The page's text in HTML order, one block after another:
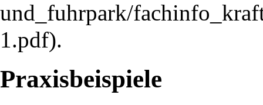
.
Praxisbeispiele